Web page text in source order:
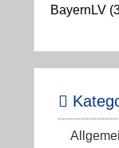
BayernLV